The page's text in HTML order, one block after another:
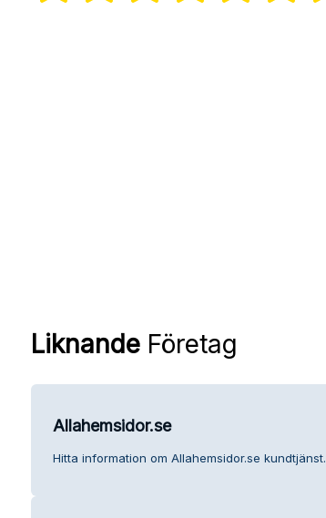
LiknandeFöretag
Allahemsidor.se
Hitta information om Allahemsidor.se kundtjänst.